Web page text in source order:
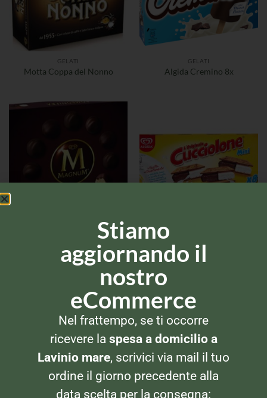
GELATI
Motta Coppa del Nonno
GELATI
Algida Cremino 8x
Algida Bomboniera Algida Cucciolone Mini 8x
Stiamo
aggiornando il
nostro
eCommerce
Nel frattempo, se ti occorre
ricevere la spesa a domicilio a
Lavinio mare, scrivici via mail il tuo
ordine il giorno precedente alla
data scelta per la consegna: